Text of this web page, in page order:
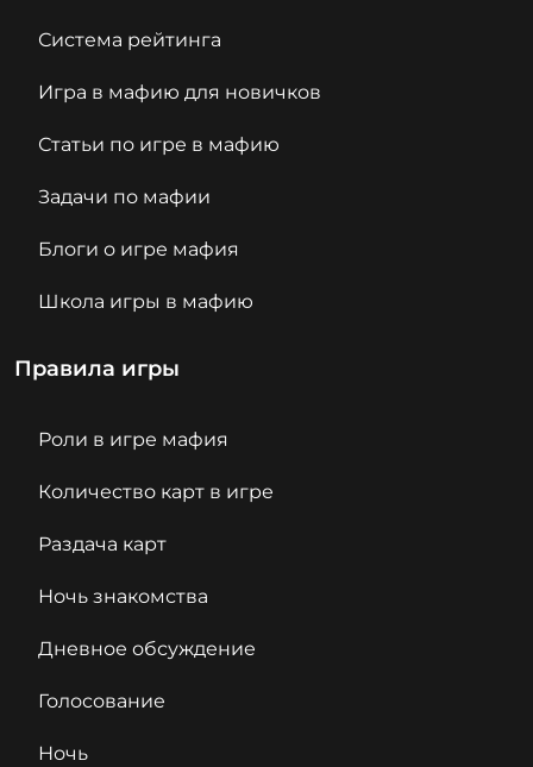
Система рейтинга
Игра в мафию для новичков
Статьи по игре в мафию
Задачи по мафии
Блоги о игре мафия
Школа игры в мафию
Правила игры
Роли в игре мафия
Количество карт в игре
Раздача карт
Ночь знакомства
Дневное обсуждение
Голосование
Ночь